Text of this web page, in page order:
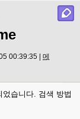
00:39:35 | 메
었습니다. 검색 방법